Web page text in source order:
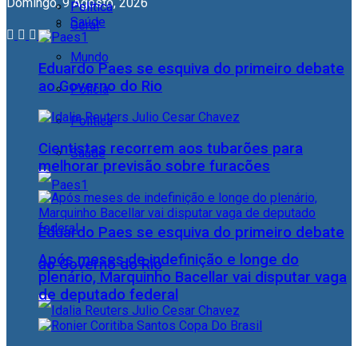
Geral
Mundo
Polícia
Política
Saúde
Eduardo Paes se esquiva do primeiro debate
ao Governo do Rio
Política
Saúde
Eduardo Paes se esquiva do primeiro debate
ao Governo do Rio
Cientistas recorrem aos tubarões para
melhorar previsão sobre furacões
Após meses de indefinição e longe do
plenário, Marquinho Bacellar vai disputar vaga
de deputado federal